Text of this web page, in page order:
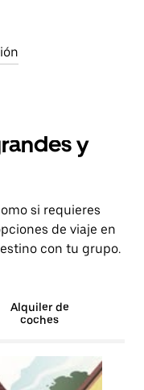
y
si requieres
de viaje en
con tu grupo.
Alquiler de
coches